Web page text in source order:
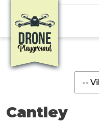
Aller au contenu principal
Cantley